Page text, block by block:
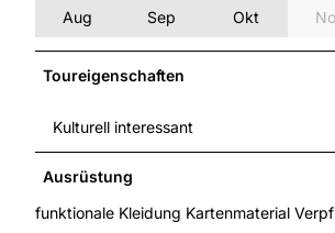
Aug Sep Okt
Toureigenschaften
Kulturell interessant
Ausrüstung
funktionale Kleidung Kartenmaterial